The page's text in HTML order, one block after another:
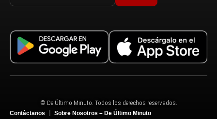
© De Último Minuto. Todos los derechos reservados.
Contáctanos
Sobre Nosotros – De Último Minuto